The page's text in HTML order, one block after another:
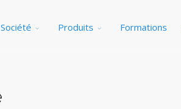
Société Produits Formations